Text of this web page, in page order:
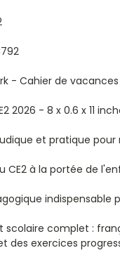
- Cahier de vacances
2026 - 8 x 0.6 x 11
et pratique pour
CE2 à la portée de
indispensable
scolaire complet :
des exercices